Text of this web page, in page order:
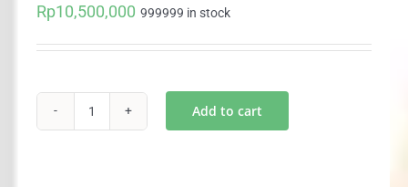
Rp10,500,000 999999 in stock
Add to cart